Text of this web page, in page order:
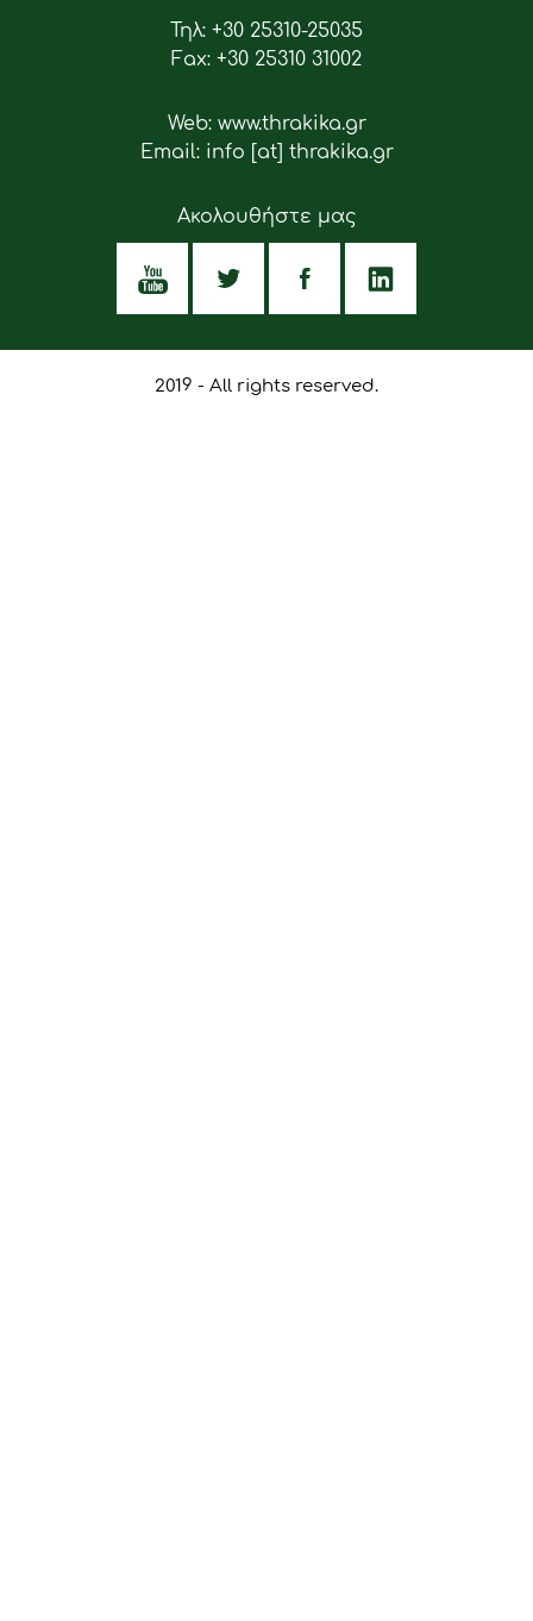
Τηλ: +30 25310-25035
Fax: +30 25310 31002
Web: www.thrakika.gr
Email: info [at] thrakika.gr
Ακολουθήστε μας
2019 - All rights reserved.